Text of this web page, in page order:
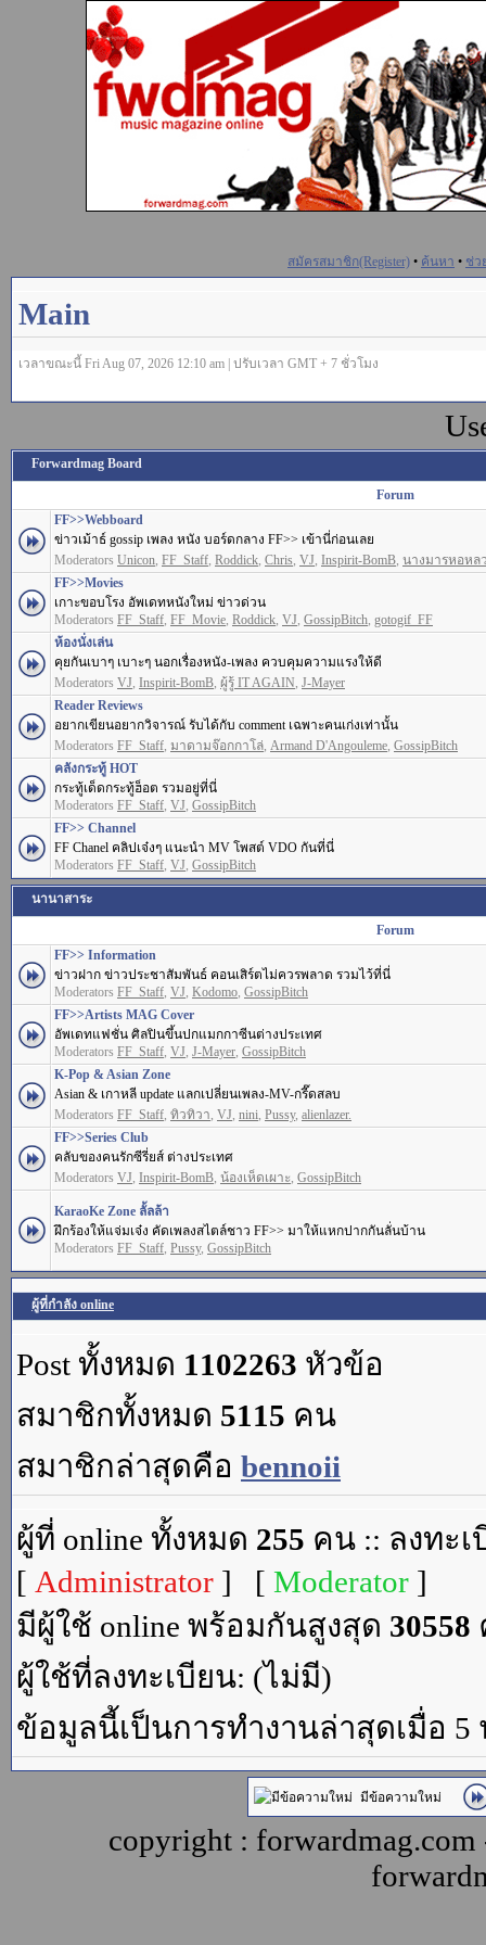
สมัครสมาชิก(Register) • ค้นหา • ช่ว
Main
เวลาขณะนี้ Fri Aug 07, 2026 12:10 am | ปรับเวลา GMT + 7 ชั่วโมง
Forwardmag Board
Forum
FF>>Webboard
ข่าวเม้าธ์ gossip เพลง หนัง บอร์ดกลาง FF>> เข้านี่ก่อนเลย
Moderators Unicon, FF_Staff, Roddick, Chris, VJ, Inspirit-BomB, นางมารหอหล
FF>>Movies
เกาะขอบโรง อัพเดทหนังใหม่ ข่าวด่วน
Moderators FF_Staff, FF_Movie, Roddick, VJ, GossipBitch, gotogif_FF
ห้องนั่งเล่น
คุยกันเบาๆ เบาะๆ นอกเรื่องหนัง-เพลง ควบคุมความแรงให้ดี
Moderators VJ, Inspirit-BomB, ผู้รู้ IT AGAIN, J-Mayer
Reader Reviews
อยากเขียนอยากวิจารณ์ รับได้กับ comment เฉพาะคนเก่งเท่านั้น
Moderators FF_Staff, มาดามจ๊อกกาโล่, Armand D'Angouleme, GossipBitch
คลังกระทู้ HOT
กระทู้เด็ดกระทู้ฮ็อต รวมอยู่ที่นี่
Moderators FF_Staff, VJ, GossipBitch
FF>> Channel
FF Chanel คลิปเจ๋งๆ แนะนำ MV โพสต์ VDO กันที่นี่
Moderators FF_Staff, VJ, GossipBitch
นานาสาระ
Forum
FF>> Information
ข่าวฝาก ข่าวประชาสัมพันธ์ คอนเสิร์ตไม่ควรพลาด รวมไว้ที่นี่
Moderators FF_Staff, VJ, Kodomo, GossipBitch
FF>>Artists MAG Cover
อัพเดทแฟชั่น ศิลปินขึ้นปกแมกกาซีนต่างประเทศ
Moderators FF_Staff, VJ, J-Mayer, GossipBitch
K-Pop & Asian Zone
Asian & เกาหลี update แลกเปลี่ยนเพลง-MV-กรี๊ดสลบ
Moderators FF_Staff, ทิวทิวา, VJ, nini, Pussy, alienlazer.
FF>>Series Club
คลับของคนรักซีรี่ยส์ ต่างประเทศ
Moderators VJ, Inspirit-BomB, น้องเห็ดเผาะ, GossipBitch
KaraoKe Zone ลั้ลล้า
ฝึกร้องให้แจ่มเจ๋ง คัดเพลงสไตล์ชาว FF>> มาให้แหกปากกันลั่นบ้าน
Moderators FF_Staff, Pussy, GossipBitch
ผู้ที่กำลัง online
Post ทั้งหมด 1102263 หัวข้อ
สมาชิกทั้งหมด 5115 คน
สมาชิกล่าสุดคือ bennoii
ผู้ที่ online ทั้งหมด 255 คน :: ลงทะ
[ Administrator ] [ Moderator ]
มีผู้ใช้ online พร้อมกันสูงสุด 30558
ผู้ใช้ที่ลงทะเบียน: (ไม่มี)
ข้อมูลนี้เป็นการทำงานล่าสุดเมื่อ 5
มีข้อความใหม่
copyright :